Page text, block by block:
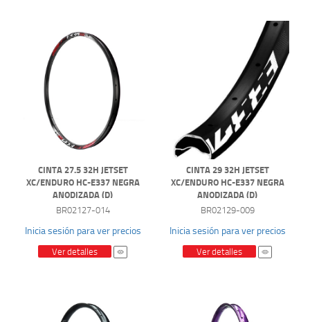
CINTA 27.5 32H JETSET
XC/ENDURO HC-E337 NEGRA
ANODIZADA (D)
BR02127-014
Inicia sesión para ver precios
Ver detalles
CINTA 29 32H JETSET
XC/ENDURO HC-E337 NEGRA
ANODIZADA (D)
BR02129-009
Inicia sesión para ver precios
Ver detalles